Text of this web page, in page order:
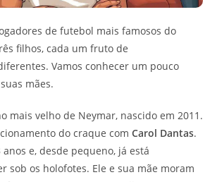
de futebol mais famosos do
filhos, cada um fruto de
Vamos conhecer um pouco
mães.
mais velho de Neymar, nascido em 2011.
do craque com Carol Dantas.
anos e, desde pequeno, já está
sob os holofotes. Ele e sua mãe moram